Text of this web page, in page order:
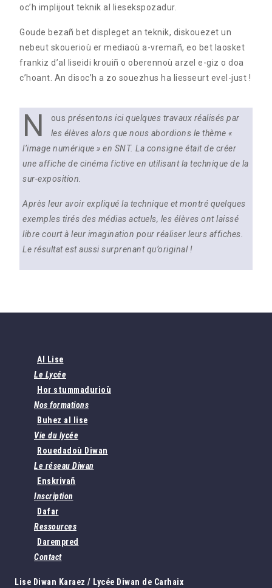
oc’h implijout teknik al liesekspozadur.
Goude bezañ bet displeget an teknik, diskouezet un
nebeut skouerioù er mediaoù a-vremañ, eo bet laosket
frankiz d’al liseidi krouiñ o oberennoù arzel e-giz o doa
c’hoant. An disoc’h a zo souezhus ha liesseurt evel-just !
N ous présentons ici quelques travaux réalisés par
les élèves alors que nous abordions le thème «
l’image numérique » en SNT. La consigne était de créer
une affiche de cinéma fictive en utilisant la technique de la
sur-exposition.
Après leur avoir expliqué la technique et montré quelques
exemples tirés des médias actuels, les élèves ont laissé
libre court à leur imagination pour réaliser leurs affiches.
Le résultat est aussi surprenant qu’original !
Al Lise
Le Lycée
Hor stummadurioù
Nos formations
Buhez al lise
Vie du lycée
Rouedadoù Diwan
Le réseau Diwan
Enskrivañ
Inscription
Dafar
Ressources
Darempred
Contact
Lise Diwan Karaez / Lycée Diwan de Carhaix